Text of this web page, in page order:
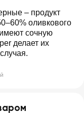
– продукт
оливкового
сочную
делает их